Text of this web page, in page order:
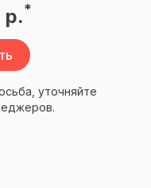
р.*
уточняйте